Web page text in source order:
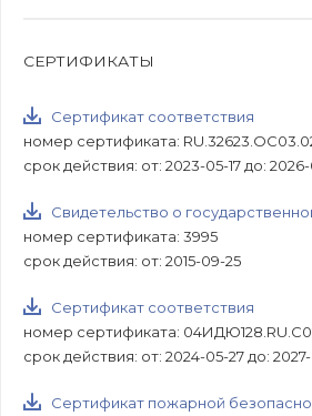
СЕРТИФИКАТЫ
Сертификат соответствия
номер сертификата:
срок действия: от: 2023-05-17 до: 2026-
Свидетельство о
номер сертификата: 3995
срок действия: от: 2015-09-25
Сертификат соответствия
номер сертификата:
срок действия: от: 2024-05-27 до:
Сертификат пожарной